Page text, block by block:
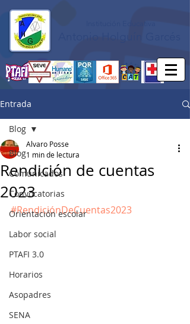
Entrada
Blog
Comunicados
Convocatorias
Orientación escolar
Labor social
PTAFI 3.0
Horarios
Asopadres
SENA
Blog
Rendición de cuentas
2023
Alvaro Posse
1 min de lectura
#RendiciónDeCuentas2023